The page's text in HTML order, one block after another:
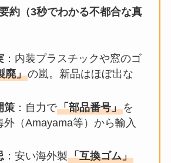
約（3秒でわかる不都合な真
：内装プラスチックや窓のゴ
廃」の嵐。新品はほぼ出な
策：自力で「部品番号」を
外（Amayama等）から輸入
：安い海外製「互換ゴム」